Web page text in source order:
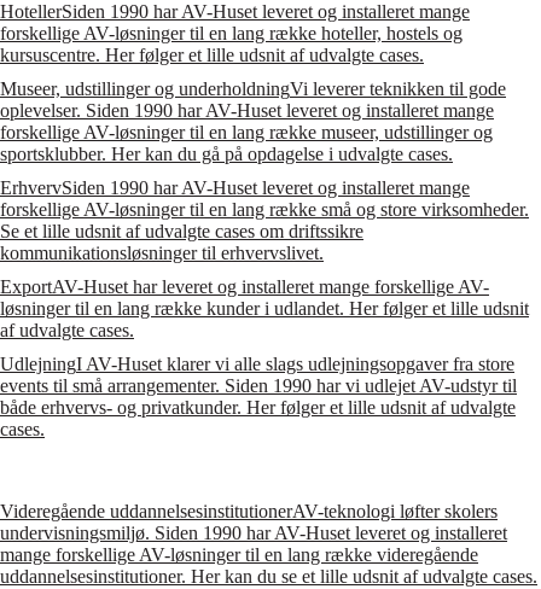
HotellerSiden 1990 har AV-Huset leveret og installeret mange
forskellige AV-løsninger til en lang række hoteller, hostels og
kursuscentre. Her følger et lille udsnit af udvalgte cases.
Museer, udstillinger og underholdningVi leverer teknikken til gode
oplevelser. Siden 1990 har AV-Huset leveret og installeret mange
forskellige AV-løsninger til en lang række museer, udstillinger og
sportsklubber. Her kan du gå på opdagelse i udvalgte cases.
ErhvervSiden 1990 har AV-Huset leveret og installeret mange
forskellige AV-løsninger til en lang række små og store virksomheder.
Se et lille udsnit af udvalgte cases om driftssikre
kommunikationsløsninger til erhvervslivet.
ExportAV-Huset har leveret og installeret mange forskellige AV-
løsninger til en lang række kunder i udlandet. Her følger et lille udsnit
af udvalgte cases.
UdlejningI AV-Huset klarer vi alle slags udlejningsopgaver fra store
events til små arrangementer. Siden 1990 har vi udlejet AV-udstyr til
både erhvervs- og privatkunder. Her følger et lille udsnit af udvalgte
cases.
Videregående uddannelsesinstitutionerAV-teknologi løfter skolers
undervisningsmiljø. Siden 1990 har AV-Huset leveret og installeret
mange forskellige AV-løsninger til en lang række videregående
uddannelsesinstitutioner. Her kan du se et lille udsnit af udvalgte cases.